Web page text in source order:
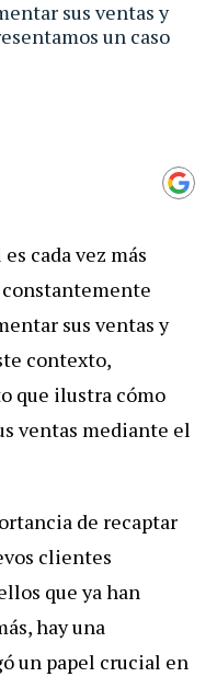
sus ventas y
un caso
cada vez más
constantemente
sus ventas y
contexto,
que ilustra cómo
ventas mediante el
de recaptar
clientes
que ya han
hay una
un papel crucial en